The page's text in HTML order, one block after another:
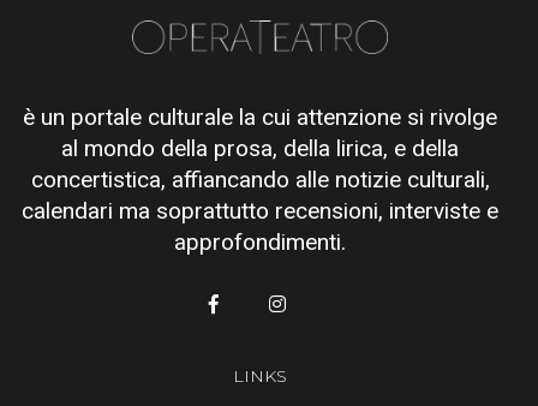
è un portale culturale la cui attenzione si rivolge
al mondo della prosa, della lirica, e della
concertistica, affiancando alle notizie culturali,
calendari ma soprattutto recensioni, interviste e
approfondimenti.
LINKS